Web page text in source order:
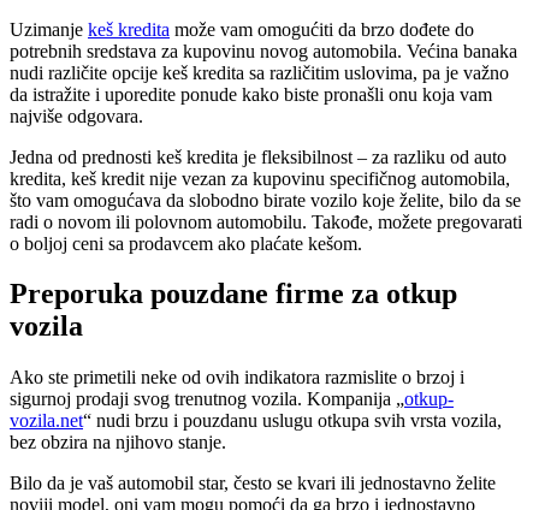
Uzimanje keš kredita može vam omogućiti da brzo dođete do
potrebnih sredstava za kupovinu novog automobila. Većina banaka
nudi različite opcije keš kredita sa različitim uslovima, pa je važno
da istražite i uporedite ponude kako biste pronašli onu koja vam
najviše odgovara.
Jedna od prednosti keš kredita je fleksibilnost – za razliku od auto
kredita, keš kredit nije vezan za kupovinu specifičnog automobila,
što vam omogućava da slobodno birate vozilo koje želite, bilo da se
radi o novom ili polovnom automobilu. Takođe, možete pregovarati
o boljoj ceni sa prodavcem ako plaćate kešom.
Preporuka pouzdane firme za otkup
vozila
Ako ste primetili neke od ovih indikatora razmislite o brzoj i
sigurnoj prodaji svog trenutnog vozila. Kompanija „otkup-
vozila.net“ nudi brzu i pouzdanu uslugu otkupa svih vrsta vozila,
bez obzira na njihovo stanje.
Bilo da je vaš automobil star, često se kvari ili jednostavno želite
noviji model, oni vam mogu pomoći da ga brzo i jednostavno